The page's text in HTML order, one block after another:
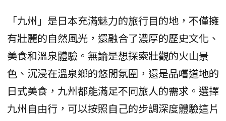
「九州」是日本充滿魅力的旅行目的地，不僅擁
有壯麗的自然風光，還融合了濃厚的歷史文化、
美食和溫泉體驗。無論是想探索壯觀的火山景
色、沉浸在溫泉鄉的悠閒氛圍，還是品嚐道地的
日式美食，九州都能滿足不同旅人的需求。選擇
九州自由行，可以按照自己的步調深度體驗這片